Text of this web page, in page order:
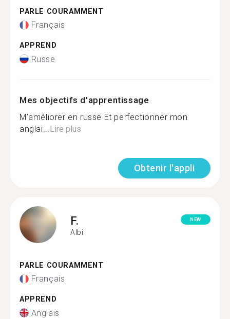
PARLE COURAMMENT
Français
APPREND
Russe
Mes objectifs d'apprentissage
M’améliorer en russe Et perfectionner mon
anglai... Lire plus
Obtenir l'appli
F.
Albi
NEW
PARLE COURAMMENT
Français
APPREND
Anglais